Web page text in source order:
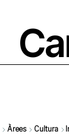
Àrees Cultura